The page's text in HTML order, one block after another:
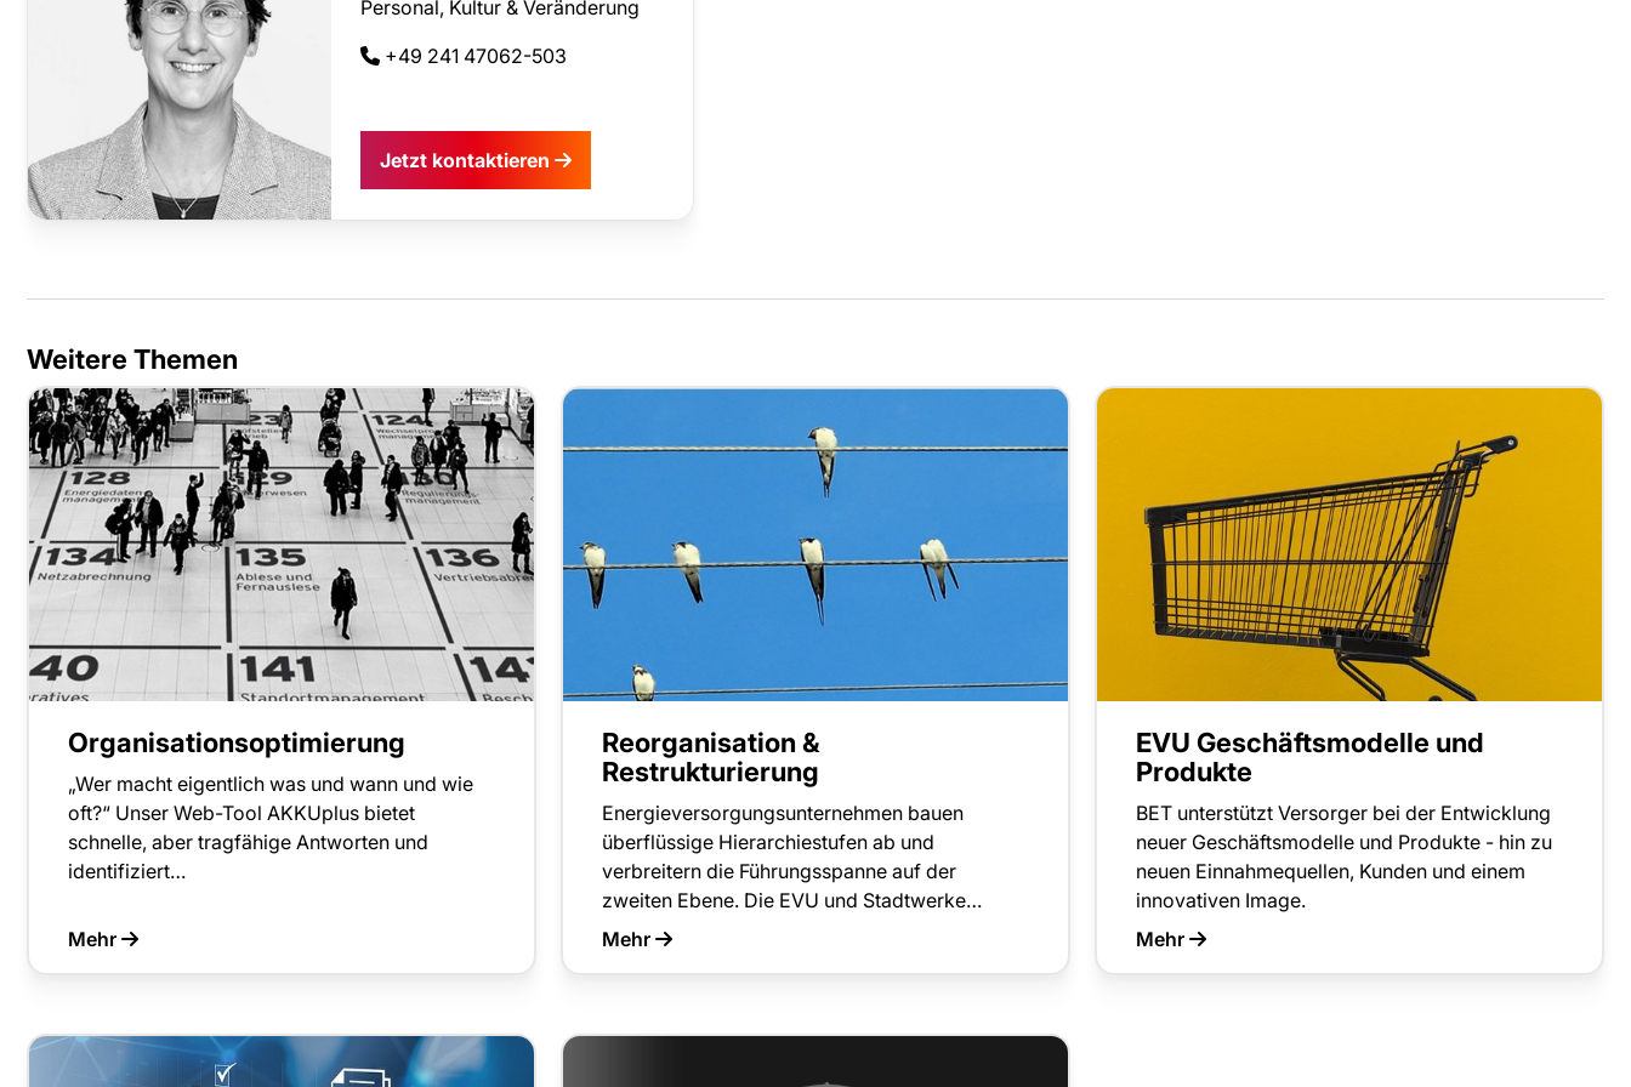
Personal, Kultur & Veränderung
+49 241 47062-503
Jetzt kontaktieren
Weitere Themen
Organisationsoptimierung
„Wer macht eigentlich was und wann und wie
oft?“ Unser Web-Tool AKKUplus bietet
schnelle, aber tragfähige Antworten und
identifiziert…
Mehr
Reorganisation &
Restrukturierung
Energieversorgungsunternehmen bauen
überflüssige Hierarchiestufen ab und
verbreitern die Führungsspanne auf der
zweiten Ebene. Die EVU und Stadtwerke…
Mehr
EVU Geschäftsmodelle und
Produkte
BET unterstützt Versorger bei der Entwicklung
neuer Geschäftsmodelle und Produkte - hin zu
neuen Einnahmequellen, Kunden und einem
innovativen Image.
Mehr